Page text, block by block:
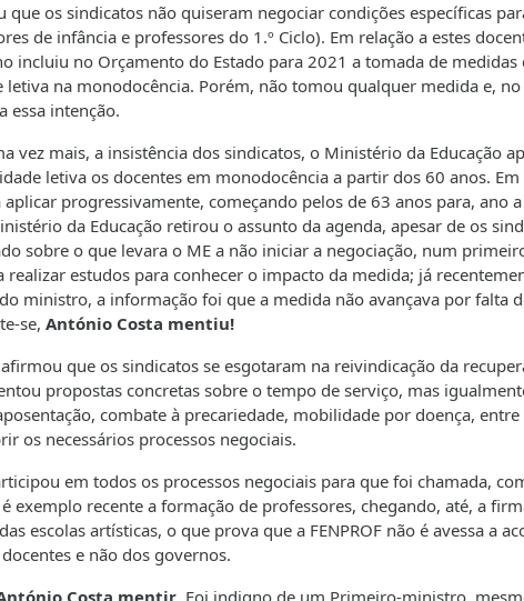
que os sindicatos não quiseram negociar condições específicas
de infância e professores do 1.º Ciclo). Em relação a estes
incluiu no Orçamento do Estado para 2021 a tomada de medidas
letiva na monodocência. Porém, não tomou qualquer medida e,
essa intenção.
vez mais, a insistência dos sindicatos, o Ministério da Educação
letiva os docentes em monodocência a partir dos 60 anos.
progressivamente, começando pelos de 63 anos para, ano
da Educação retirou o assunto da agenda, apesar de os
sobre o que levara o ME a não iniciar a negociação, num
estudos para conhecer o impacto da medida; já
ministro, a informação foi que a medida não avançava por falta
se, António Costa mentiu!
que os sindicatos se esgotaram na reivindicação da
propostas concretas sobre o tempo de serviço, mas
combate à precariedade, mobilidade por doença,
os necessários processos negociais.
em todos os processos negociais para que foi chamada,
exemplo recente a formação de professores, chegando, até, a
escolas artísticas, o que prova que a FENPROF não é avessa a
e não dos governos.